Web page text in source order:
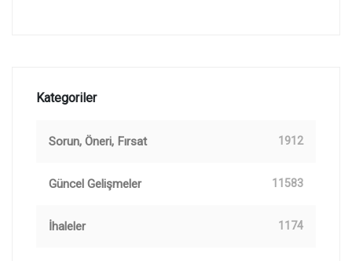
Kategoriler
Sorun, Öneri, Fırsat 1912
Güncel Gelişmeler 11583
İhaleler 1174